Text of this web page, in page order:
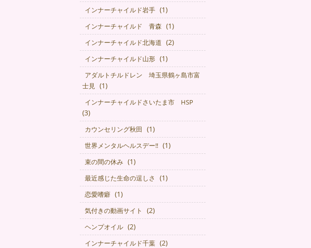
インナーチャイルド岩手 (1)
インナーチャイルド 青森 (1)
インナーチャイルド北海道 (2)
インナーチャイルド山形 (1)
アダルトチルドレン 埼玉県鶴ヶ島市富
士見 (1)
インナーチャイルドさいたま市 HSP
(3)
カウンセリング秋田 (1)
世界メンタルヘルスデー‼️ (1)
束の間の休み (1)
最近感じた生命の逞しさ (1)
恋愛嗜癖 (1)
気付きの動画サイト (2)
ヘンプオイル (2)
インナーチャイルド千葉 (2)